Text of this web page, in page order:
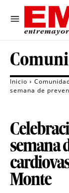
Inicio
semana de
semana
Monte